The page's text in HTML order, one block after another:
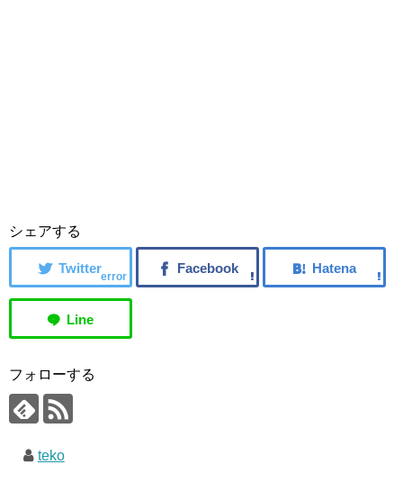
シェアする
error
フォローする
teko